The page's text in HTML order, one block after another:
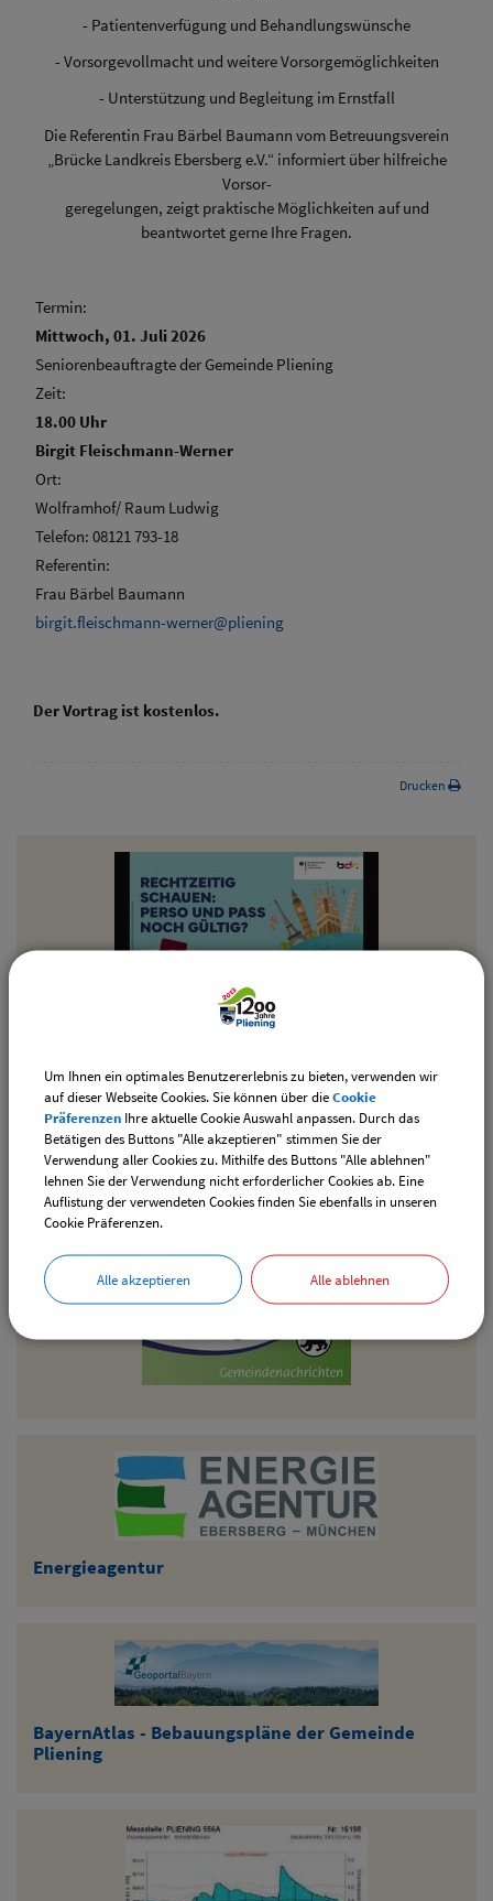
- Patientenverfügung und Behandlungswünsche
- Vorsorgevollmacht und weitere Vorsorgemöglichkeiten
- Unterstützung und Begleitung im Ernstfall
Die Referentin Frau Bärbel Baumann vom Betreuungsverein
„Brücke Landkreis Ebersberg e.V.“ informiert über hilfreiche
Vorsor-
geregelungen, zeigt praktische Möglichkeiten auf und
beantwortet gerne Ihre Fragen.
Termin:
Mittwoch, 01. Juli 2026
Seniorenbeauftragte der Gemeinde Pliening
Zeit:
18.00 Uhr
Birgit Fleischmann-Werner
Ort:
Wolframhof/ Raum Ludwig
Telefon: 08121 793-18
Referentin:
Frau Bärbel Baumann
birgit.fleischmann-werner@pliening
Der Vortrag ist kostenlos.
Drucken
Energieagentur
BayernAtlas - Bebauungspläne der Gemeinde
Pliening
Um Ihnen ein optimales Benutzererlebnis zu bieten, verwenden wir
auf dieser Webseite Cookies. Sie können über dieCookie
Präferenzen Ihre aktuelle Cookie Auswahl anpassen. Durch das
Betätigen des Buttons "Alle akzeptieren" stimmen Sie der
Verwendung aller Cookies zu. Mithilfe des Buttons "Alle ablehnen"
lehnen Sie der Verwendung nicht erforderlicher Cookies ab. Eine
Auflistung der verwendeten Cookies finden Sie ebenfalls in unseren
Cookie Präferenzen.
Alle akzeptieren Alle ablehnen